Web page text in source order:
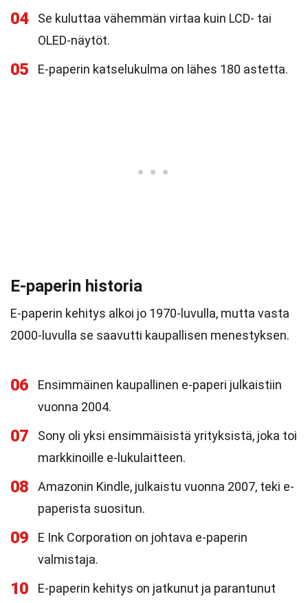
04
Se kuluttaa vähemmän virtaa kuin LCD- tai
OLED-näytöt.
05 E-paperin katselukulma on lähes 180 astetta.
E-paperin historia
E-paperin kehitys alkoi jo 1970-luvulla, mutta vasta
2000-luvulla se saavutti kaupallisen menestyksen.
06
Ensimmäinen kaupallinen e-paperi julkaistiin
vuonna 2004.
07
Sony oli yksi ensimmäisistä yrityksistä, joka toi
markkinoille e-lukulaitteen.
08
Amazonin Kindle, julkaistu vuonna 2007, teki e-
paperista suositun.
09
E Ink Corporation on johtava e-paperin
valmistaja.
10 E-paperin kehitys on jatkunut ja parantunut